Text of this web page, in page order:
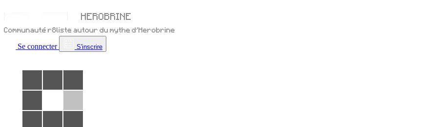
Se connecter S'inscrire